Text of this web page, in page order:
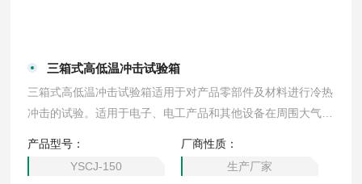
三箱式高低温冲击试验箱
三箱式高低温冲击试验箱适用于对产品零部件及材料进行冷热
冲击的试验。适用于电子、电工产品和其他设备在周围大气温
障的最佳设备
产品型号：
YSCJ-150
厂商性质：
生产厂家